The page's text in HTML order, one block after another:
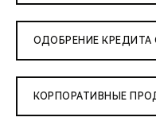
ОДОБРЕНИЕ КРЕДИТА
КОРПОРАТИВНЫЕ